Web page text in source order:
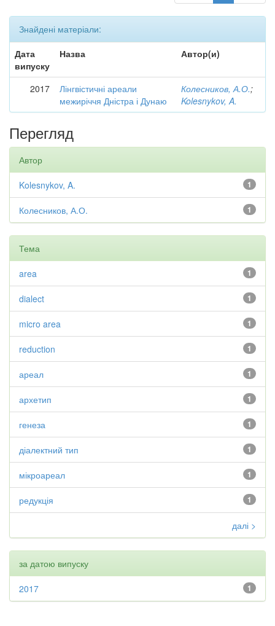
Знайдені матеріали:
Дата
випуску
Назва Автор(и)
2017
Лінгвістичні ареали
межиріччя Дністра і Дунаю
Колесников, А.О.;
Kolesnykov, A.
Перегляд
Автор
1
Kolesnykov, A.
1
Колесников, А.О.
Тема
1
area
1
dialect
1
micro area
1
reduction
1
ареал
1
архетип
1
генеза
1
діалектний тип
1
мікроареал
1
редукція
далі >
за датою випуску
1
2017